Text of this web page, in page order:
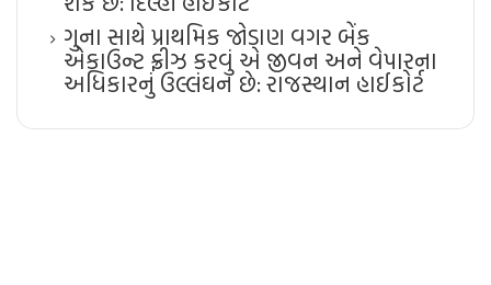
ગુના સાથે પ્રાથમિક જોડાણ વગર બેંક
એકાઉન્ટ ફ્રીઝ કરવું એ જીવન અને વેપારના
અધિકારનું ઉલ્લંઘન છે: રાજસ્થાન હાઈકોર્ટ